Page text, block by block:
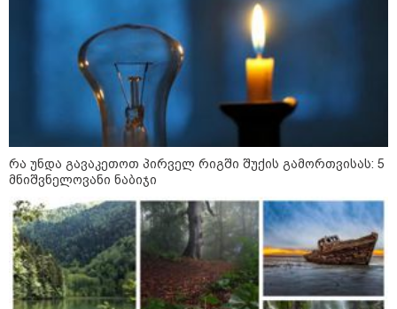
13:39 / 06-08-2026
ბაქომ საქართველოს საგარეო
უწყებას დიპლომატური ნოტა
გაუგზავნა - მიზეზი
აზერბაიჯანული სანომრე ნიშნის
მქონე სატვირთოების
საზღვარზე შეფერხებაა:
დეტალები
კატეგორიის ყველა სიახლე
რა უნდა გავაკეთოთ პირველ რიგში შუქის გამორთვისას: 5
მნიშვნელოვანი ნაბიჯი